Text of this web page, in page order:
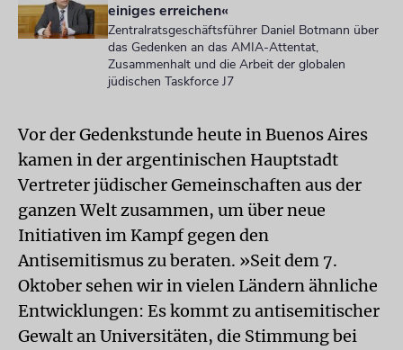
einiges erreichen«
Zentralratsgeschäftsführer Daniel Botmann über
das Gedenken an das AMIA-Attentat,
Zusammenhalt und die Arbeit der globalen
jüdischen Taskforce J7
Vor der Gedenkstunde heute in Buenos Aires
kamen in der argentinischen Hauptstadt
Vertreter jüdischer Gemeinschaften aus der
ganzen Welt zusammen, um über neue
Initiativen im Kampf gegen den
Antisemitismus zu beraten. »Seit dem 7.
Oktober sehen wir in vielen Ländern ähnliche
Entwicklungen: Es kommt zu antisemitischer
Gewalt an Universitäten, die Stimmung bei